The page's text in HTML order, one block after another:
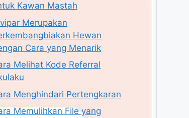
Kawan Mastah
Merupakan
Hewan
Cara yang Menarik
Melihat Kode Referral
Menghindari Pertengkaran
Memulihkan File yang